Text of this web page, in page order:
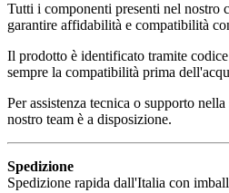
Tutti i componenti presenti nel nostro
garantire affidabilità e compatibilità
Il prodotto è identificato tramite
sempre la compatibilità prima
Per assistenza tecnica o supporto
nostro team è a disposizione.
Spedizione
Spedizione rapida dall'Italia con